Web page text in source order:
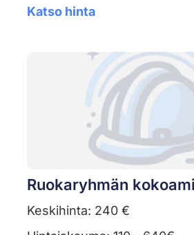
Katso hinta
Ruokaryhmän
Keskihinta: 240 €